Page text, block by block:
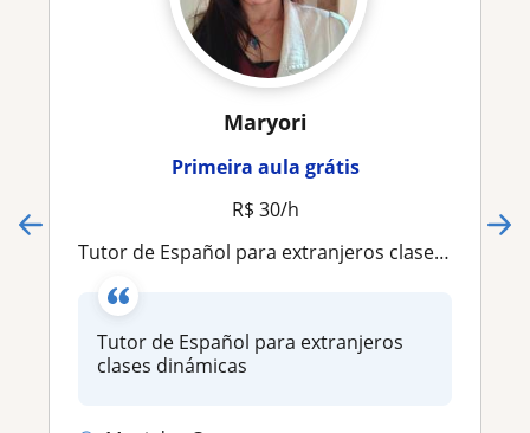
Maryori
Primeira aula grátis
R$ 30/h
Tutor de Español para extranjeros clases dinámicas
Tutor de Español para extranjeros
clases dinámicas